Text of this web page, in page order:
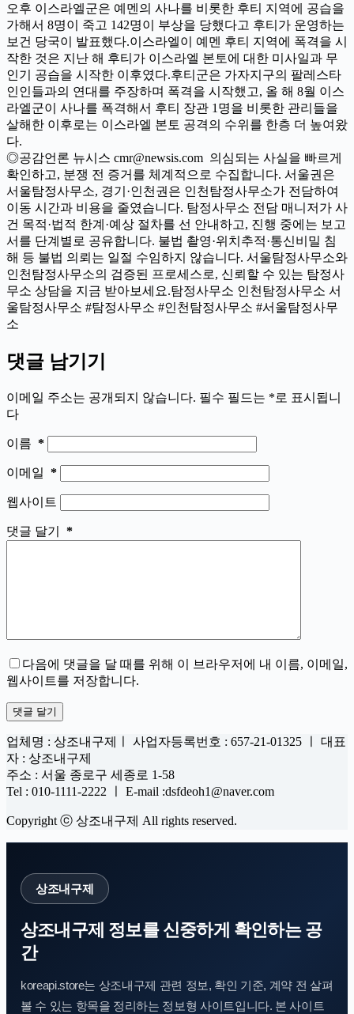
오후 이스라엘군은 예멘의 사나를 비롯한 후티 지역에 공습을
가해서 8명이 죽고 142명이 부상을 당했다고 후티가 운영하는
보건 당국이 발표했다.이스라엘이 예멘 후티 지역에 폭격을 시
작한 것은 지난 해 후티가 이스라엘 본토에 대한 미사일과 무
인기 공습을 시작한 이후였다.후티군은 가자지구의 팔레스타
인인들과의 연대를 주장하며 폭격을 시작했고, 올 해 8월 이스
라엘군이 사나를 폭격해서 후티 장관 1명을 비롯한 관리들을
살해한 이후로는 이스라엘 본토 공격의 수위를 한층 더 높여왔
다.
◎공감언론 뉴시스 cmr@newsis.com 의심되는 사실을 빠르게
확인하고, 분쟁 전 증거를 체계적으로 수집합니다. 서울권은
서울탐정사무소, 경기·인천권은 인천탐정사무소가 전담하여
이동 시간과 비용을 줄였습니다. 탐정사무소 전담 매니저가 사
건 목적·법적 한계·예상 절차를 선 안내하고, 진행 중에는 보고
서를 단계별로 공유합니다. 불법 촬영·위치추적·통신비밀 침
해 등 불법 의뢰는 일절 수임하지 않습니다. 서울탐정사무소와
인천탐정사무소의 검증된 프로세스로, 신뢰할 수 있는 탐정사
무소 상담을 지금 받아보세요.탐정사무소 인천탐정사무소 서
울탐정사무소 #탐정사무소 #인천탐정사무소 #서울탐정사무
소
댓글 남기기
이메일 주소는 공개되지 않습니다. 필수 필드는 *로 표시됩니
다
이름 *
이메일 *
웹사이트
댓글 달기 *
다음에 댓글을 달 때를 위해 이 브라우저에 내 이름, 이메일,
웹사이트를 저장합니다.
댓글 달기
업체명 : 상조내구제ㅣ 사업자등록번호 : 657-21-01325 ㅣ 대표
자 : 상조내구제
주소 : 서울 종로구 세종로 1-58
Tel : 010-1111-2222 ㅣ E-mail :dsfdeoh1@naver.com
Copyright ⓒ 상조내구제 All rights reserved.
상조내구제
상조내구제 정보를 신중하게 확인하는 공
간
koreapi.store는 상조내구제 관련 정보, 확인 기준, 계약 전 살펴
볼 수 있는 항목을 정리하는 정보형 사이트입니다. 본 사이트